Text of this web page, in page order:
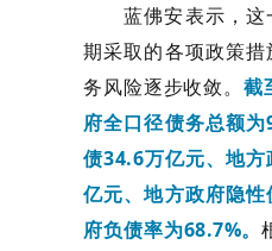
蓝佛安表示， 这
期采取的各项政策
务风险逐步收敛。 截
府全口径债务总额
债34.6万亿元、地
亿元、地方政府隐
府负债率为68.7%。